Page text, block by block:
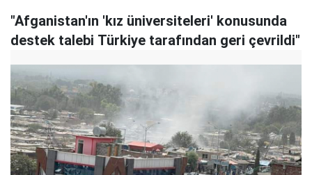
"Afganistan'ın 'kız üniversiteleri' konusunda
destek talebi Türkiye tarafından geri çevrildi"